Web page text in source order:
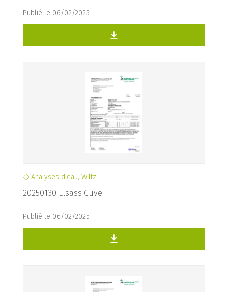
Publié le 06/02/2025
Analyses d'eau, Wiltz
20250130 Elsass Cuve
Publié le 06/02/2025